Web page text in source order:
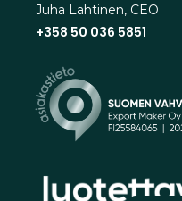
Juha Lahtinen, CEO
+358 50 036 5851